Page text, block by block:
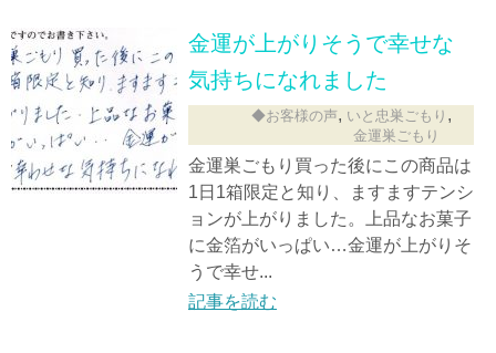
金運が上がりそうで幸せな
気持ちになれました
◆お客様の声, いと忠巣ごもり ,
金運巣ごもり
金運巣ごもり買った後にこの商品は
1日1箱限定と知り、ますますテンシ
ョンが上がりました。上品なお菓子
に金箔がいっぱい…金運が上がりそ
うで幸せ...
記事を読む